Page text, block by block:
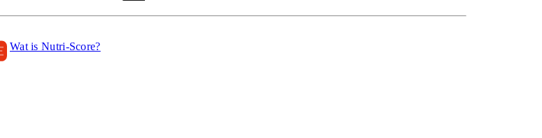
Wat is Nutri-Score?